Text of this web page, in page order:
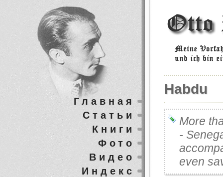
Habdu
More
-
even
Главная
Статьи
Книги
Фото
Видео
Индекс